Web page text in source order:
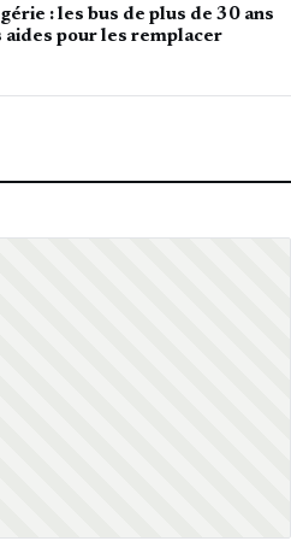
: les bus de plus de 30 ans
pour les remplacer